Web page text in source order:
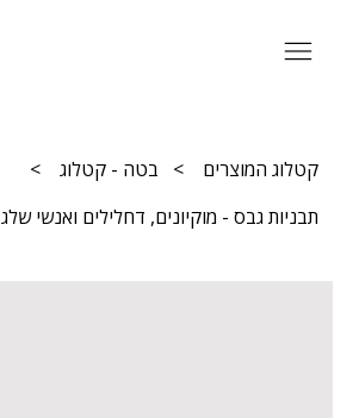
קטלוג המוצרים > בטה - קטלוג
>
תבניות גבס - מוקיונים, דחלילים ואנשי שלג